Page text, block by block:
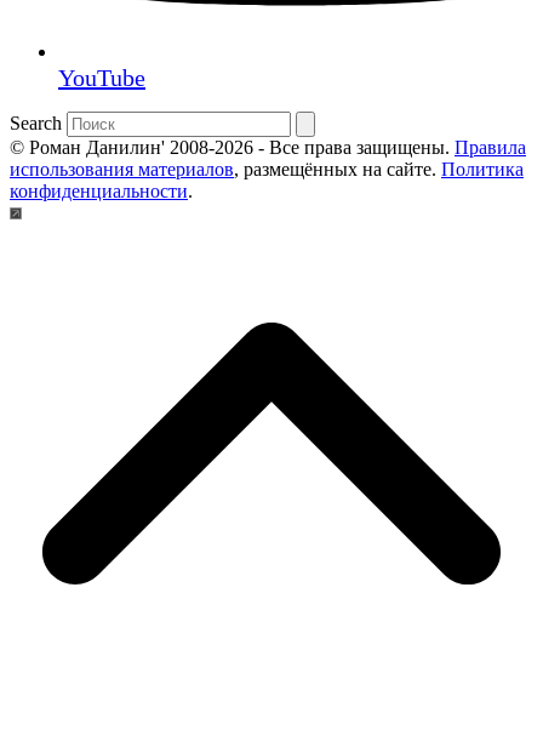
YouTube
Search
© Роман Данилин' 2008-2026 - Все права защищены. Правила
использования материалов, размещённых на сайте. Политика
конфиденциальности.